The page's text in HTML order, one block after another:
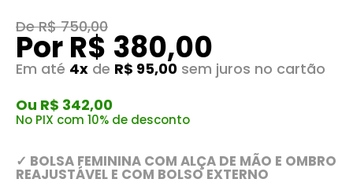
De R$ 750,00
Por R$ 380,00
Em até 4x de R$ 95,00 sem juros no cartão
Ou R$ 342,00
No PIX com 10% de desconto
✓ BOLSA FEMININA COM ALÇA DE MÃO E OMBRO
REAJUSTÁVEL E COM BOLSO EXTERNO